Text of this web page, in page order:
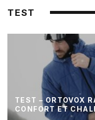
TEST
TEST – ORTOVOX
CONFORT ET